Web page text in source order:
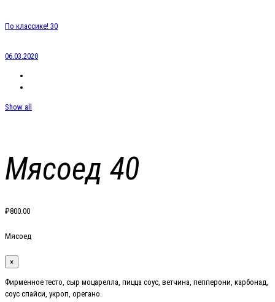
По классике! 30
06.03.2020
Show all
Мясоед 40
₽800.00
Мясоед
×
Фирменное тесто, сыр моцарелла, пицца соус, ветчина, пепперони, карбонад,
соус спайси, укроп, орегано.